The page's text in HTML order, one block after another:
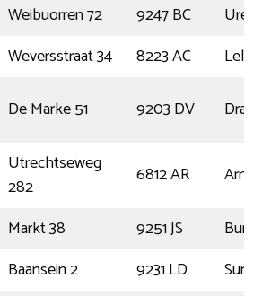
Weibuorren 72 9247 BC
Weversstraat 34 8223 AC
De Marke 51 9203 DV
Utrechtseweg
282
6812 AR
Markt 38 9251 JS
Baansein 2 9231 LD